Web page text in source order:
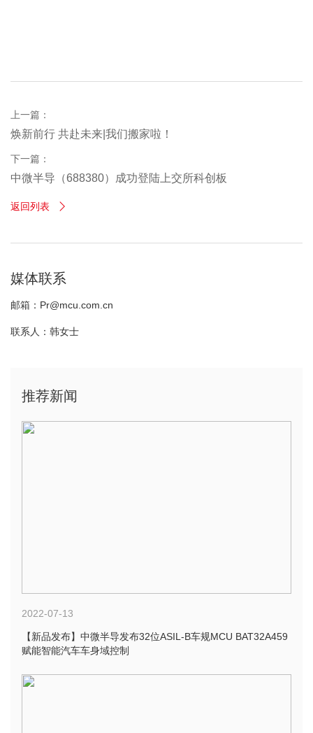
上一篇：
焕新前行 共赴未来|我们搬家啦！
下一篇：
中微半导（688380）成功登陆上交所科创板
返回列表 
媒体联系
邮箱：Pr@mcu.com.cn
联系人：韩女士
推荐新闻
2022-07-13
【新品发布】中微半导发布32位ASIL-B车规MCU BAT32A459
赋能智能汽车车身域控制